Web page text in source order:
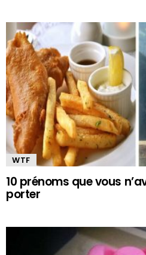
WTF
10 prénoms que vous
porter